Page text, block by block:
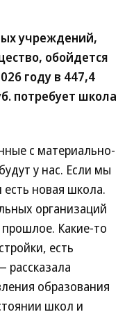
учреждений,
обойдется
году в 447,4
потребует школа
с материально-
у нас. Если мы
новая школа.
организаций
Какие-то
есть
образования
школ и